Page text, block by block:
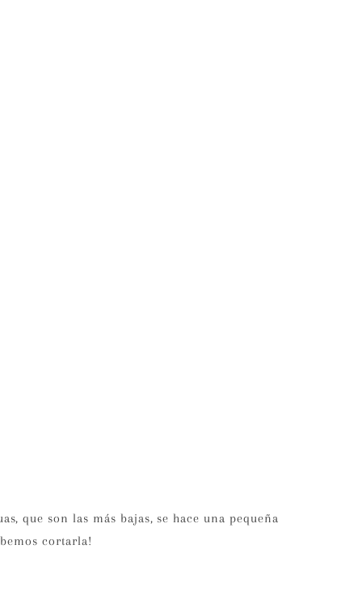
que son las más bajas, se hace una pequeña
cortarla!